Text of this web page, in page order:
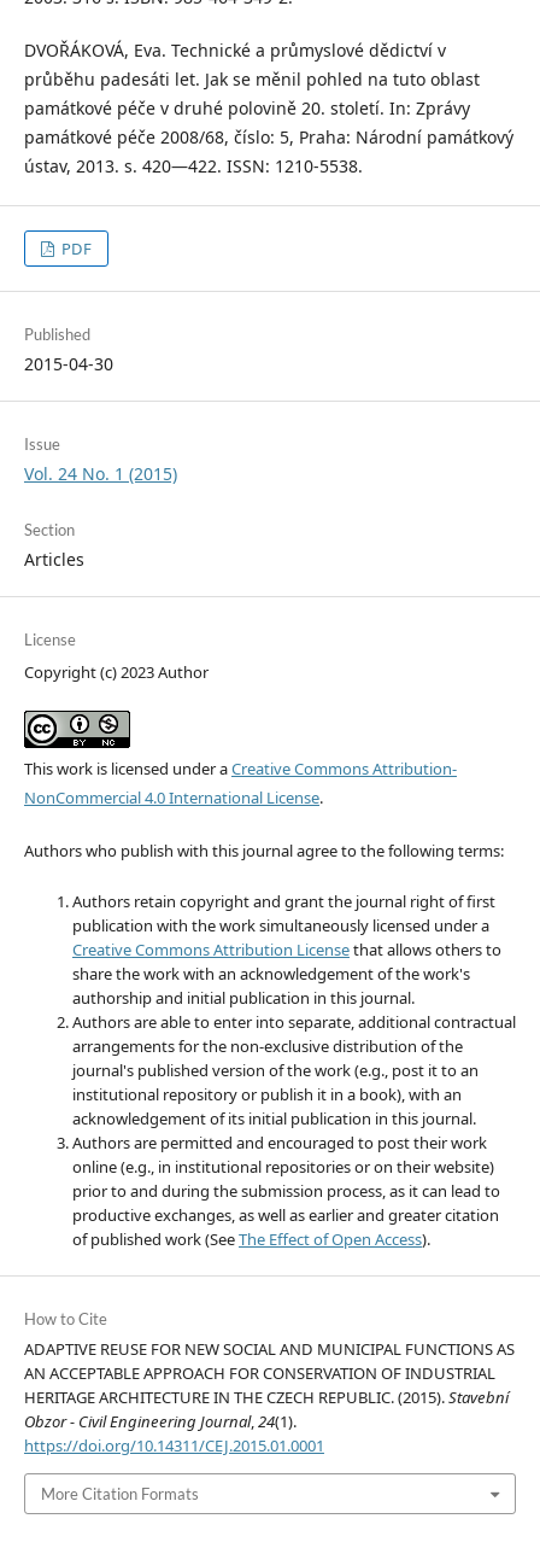
DVOŘÁKOVÁ, Eva. Technické a průmyslové dědictví v
průběhu padesáti let. Jak se měnil pohled na tuto oblast
památkové péče v druhé polovině 20. století. In: Zprávy
památkové péče 2008/68, číslo: 5, Praha: Národní památkový
ústav, 2013. s. 420—422. ISSN: 1210-5538.
PDF
Published
2015-04-30
Issue
Vol. 24 No. 1 (2015)
Section
Articles
License
Copyright (c) 2023 Author
This work is licensed under aCreative Commons Attribution-
NonCommercial 4.0 International License.
Authors who publish with this journal agree to the following terms:
Authors retain copyright and grant the journal right of first
publication with the work simultaneously licensed under a
Creative Commons Attribution Licensethat allows others to
share the work with an acknowledgement of the work's
authorship and initial publication in this journal.
Authors are able to enter into separate, additional contractual
arrangements for the non-exclusive distribution of the
journal's published version of the work (e.g., post it to an
institutional repository or publish it in a book), with an
acknowledgement of its initial publication in this journal.
Authors are permitted and encouraged to post their work
online (e.g., in institutional repositories or on their website)
prior to and during the submission process, as it can lead to
productive exchanges, as well as earlier and greater citation
of published work (SeeThe Effect of Open Access).
How to Cite
ADAPTIVE REUSE FOR NEW SOCIAL AND MUNICIPAL FUNCTIONS AS
AN ACCEPTABLE APPROACH FOR CONSERVATION OF INDUSTRIAL
HERITAGE ARCHITECTURE IN THE CZECH REPUBLIC. (2015).Stavební
Obzor - Civil Engineering Journal,24(1).
https://doi.org/10.14311/CEJ.2015.01.0001
More Citation Formats